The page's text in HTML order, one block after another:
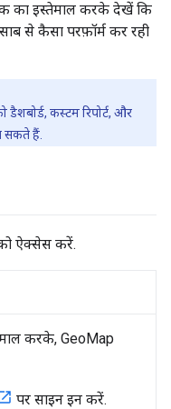
का इस्तेमाल करके देखें कि
से कैसा परफ़ॉर्म कर रही
डैशबोर्ड, कस्टम रिपोर्ट, और
हैं.
ऐक्सेस करें.
करके, GeoMap
पर साइन इन करें.